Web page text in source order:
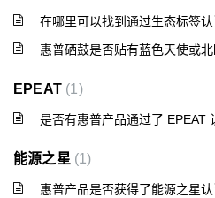
在哪里可以找到通过生态标签认
惠普硒鼓是否贴有蓝色天使或北
EPEAT 1
是否有惠普产品通过了 EPEAT
能源之星 1
惠普产品是否获得了能源之星认